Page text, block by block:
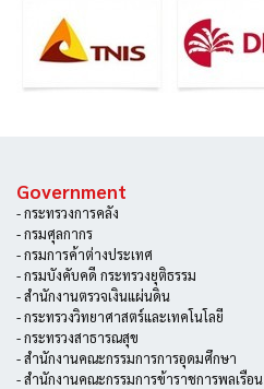
Government
- กระทรวงการคลัง
- กรมศุลกากร
- กรมการค้าต่างประเทศ
- กรมบังคับคดี กระทรวงยุติธรรม
- สำนักงานตรวจเงินแผ่นดิน
- กระทรวงวิทยาศาสตร์และเทคโนโลยี
- กระทรวงสาธารณสุข
- สำนักงานคณะกรรมการการอุดมศึกษา
- สำนักงานคณะกรรมการข้าราชการพลเรือน